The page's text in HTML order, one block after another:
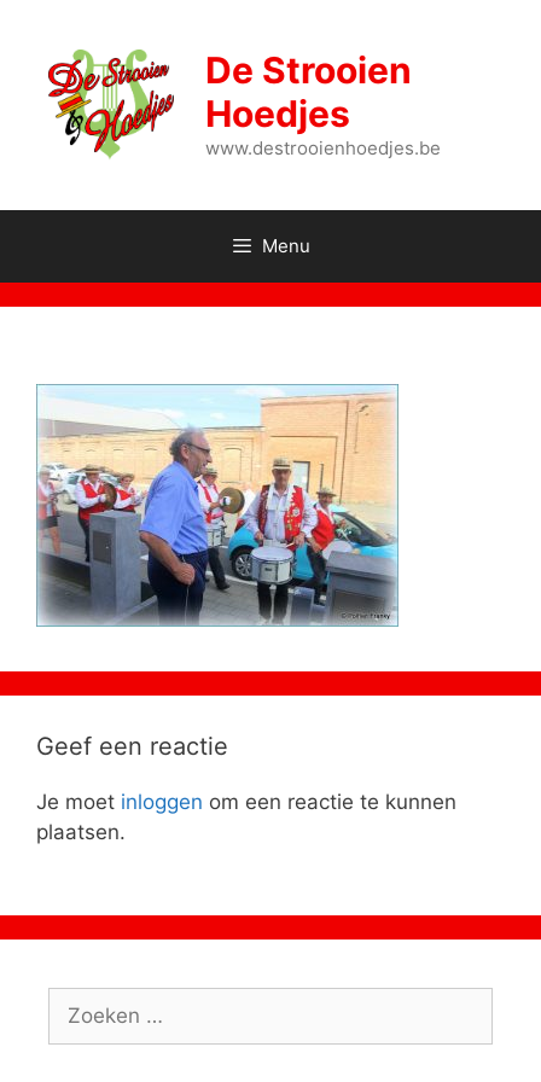
inhoud
De Strooien
Hoedjes
www.destrooienhoedjes.be
Menu
Geef een reactie
Je moet inloggen om een reactie te kunnen
plaatsen.
naar: